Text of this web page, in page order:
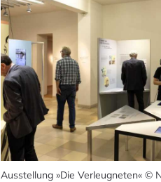
Ausstellung »Die Verleugneten« ©